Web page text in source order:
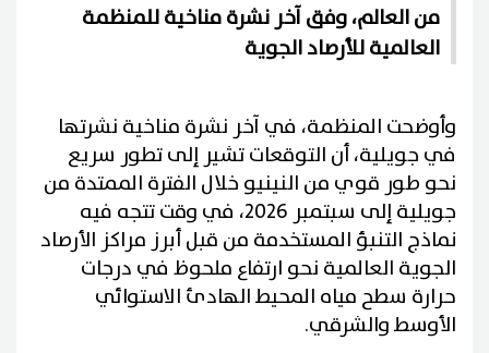
من العالم، وفق آخر نشرة مناخية للمنظمة
العالمية للأرصاد الجوية
وأوضحت المنظمة، في آخر نشرة مناخية نشرتها
في جويلية، أن التوقعات تشير إلى تطور سريع
نحو طور قوي من النينيو خلال الفترة الممتدة من
جويلية إلى سبتمبر 2026، في وقت تتجه فيه
نماذج التنبؤ المستخدمة من قبل أبرز مراكز الأرصاد
الجوية العالمية نحو ارتفاع ملحوظ في درجات
حرارة سطح مياه المحيط الهادئ الاستوائي
الأوسط والشرقي.